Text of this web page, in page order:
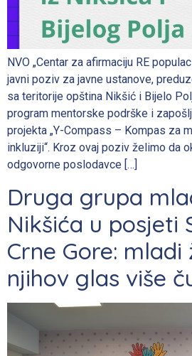
NVO „Centar za afirmaciju RE
javni poziv za javne ustanove,
sa teritorije opština Nikšić i Bijelo
program mentorske podrške i
projekta „Y-Compass – Kompas za
inkluziji“. Kroz ovaj poziv želimo da
odgovorne poslodavce […]
Druga grupa
Nikšića u posjeti
Crne Gore: mladi
njihov glas više